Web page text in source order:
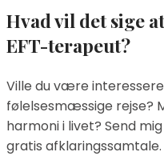
Hvad vil det sige
EFT-terapeut?
Ville du være
følelsesmæssige rejse?
harmoni i livet? Send mig
gratis afklaringssamtale.